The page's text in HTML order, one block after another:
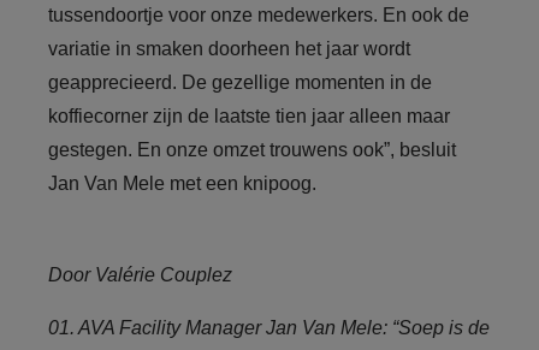
tussendoortje voor onze medewerkers. En ook de
variatie in smaken doorheen het jaar wordt
geapprecieerd. De gezellige momenten in de
koffiecorner zijn de laatste tien jaar alleen maar
gestegen. En onze omzet trouwens ook”, besluit
Jan Van Mele met een knipoog.
Door Valérie Couplez
01. AVA Facility Manager Jan Van Mele: “Soep is de